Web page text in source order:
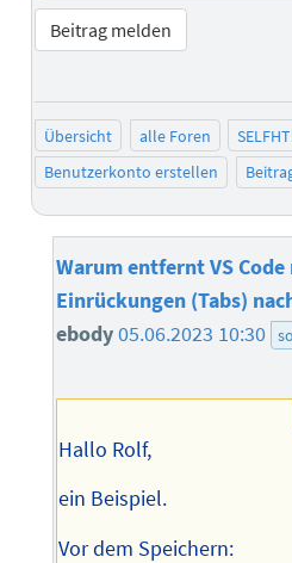
Beitrag melden
Übersicht alle Foren
Benutzerkonto erstellen
Warum entfernt VS Code
Einrückungen (Tabs)
ebody05.06.2023 10:30
Hallo Rolf,
ein Beispiel.
Vor dem Speichern: